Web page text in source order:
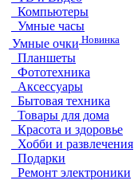
Компьютеры
Умные часы
Умные очки Новинка
Планшеты
Фототехника
Аксессуары
Бытовая техника
Товары для дома
Красота и здоровье
Хобби и развлечения
Подарки
Ремонт электроники